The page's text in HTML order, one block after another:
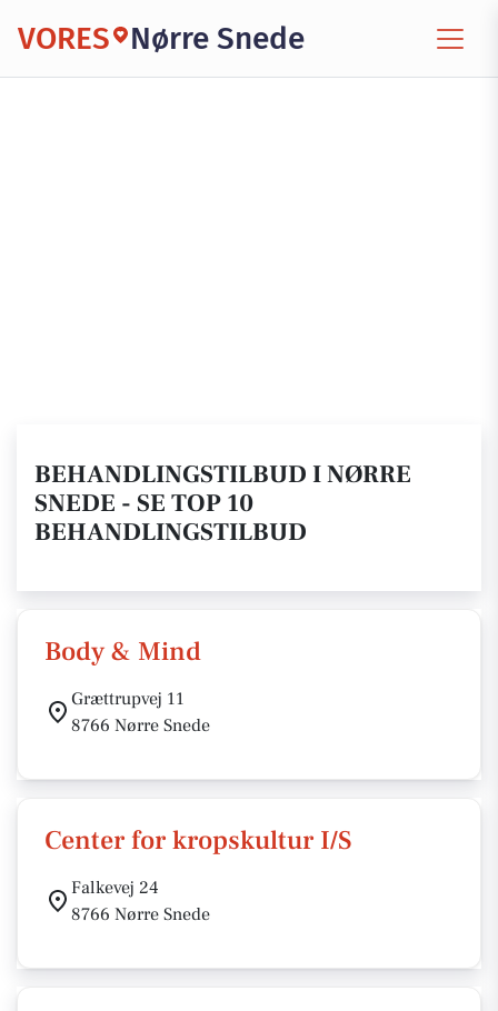
VORES Nørre Snede
BEHANDLINGSTILBUD I NØRRE
SNEDE - SE TOP 10
BEHANDLINGSTILBUD
Body & Mind
Grættrupvej 11
8766 Nørre Snede
Center for kropskultur I/S
Falkevej 24
8766 Nørre Snede